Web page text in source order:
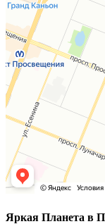
Яркая Планета в